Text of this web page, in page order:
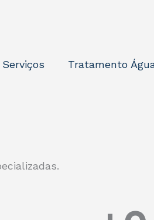
Serviços Tratamento